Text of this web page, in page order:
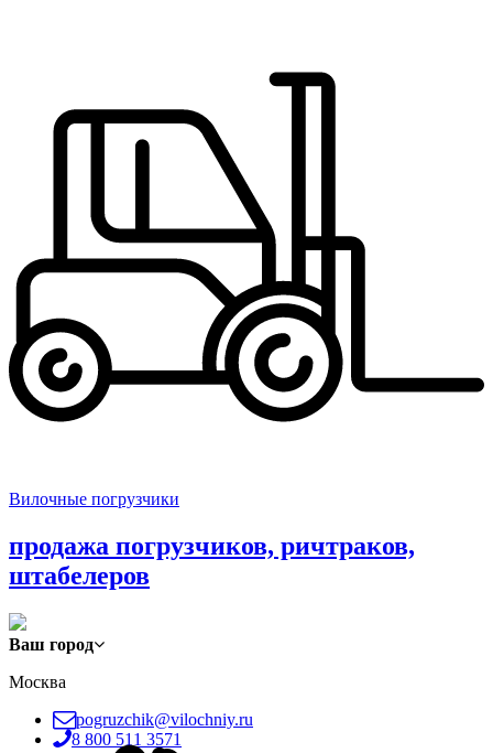
Вилочные погрузчики
продажа погрузчиков, ричтраков,
штабелеров
Ваш город
Москва
pogruzchik@vilochniy.ru
8 800 511 3571